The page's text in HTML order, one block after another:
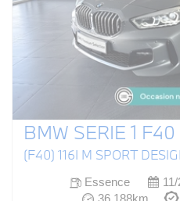
BMW SERIE 1 F40
(F40) 116I M SPORT
Essence